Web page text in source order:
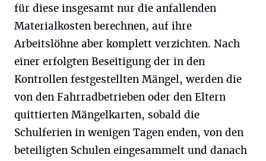
für diese insgesamt nur die anfallenden
Materialkosten berechnen, auf ihre
Arbeitslöhne aber komplett verzichten. Nach
einer erfolgten Beseitigung der in den
Kontrollen festgestellten Mängel, werden die
von den Fahrradbetrieben oder den Eltern
quittierten Mängelkarten, sobald die
Schulferien in wenigen Tagen enden, von den
beteiligten Schulen eingesammelt und danach